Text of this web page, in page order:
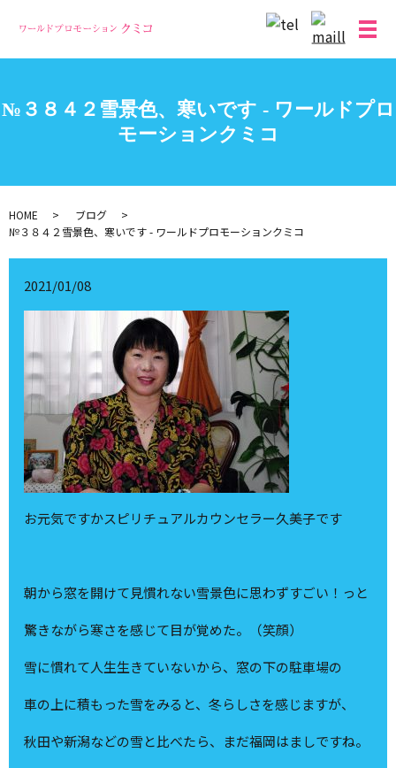
メ
№３８４２雪景色、寒いです - ワールドプロ
モーションクミコ
HOME
ブログ
№３８４２雪景色、寒いです - ワールドプロモーションクミコ
2021/01/08
お元気ですかスピリチュアルカウンセラー久美子です
朝から窓を開けて見慣れない雪景色に思わずすごい！っと
驚きながら寒さを感じて目が覚めた。（笑顔）
雪に慣れて人生生きていないから、窓の下の駐車場の
車の上に積もった雪をみると、冬らしさを感じますが、
秋田や新潟などの雪と比べたら、まだ福岡はましですね。